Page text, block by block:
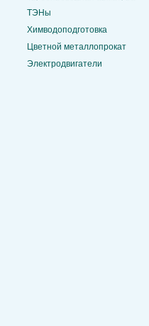
ТЭНы
Химводоподготовка
Цветной металлопрокат
Электродвигатели